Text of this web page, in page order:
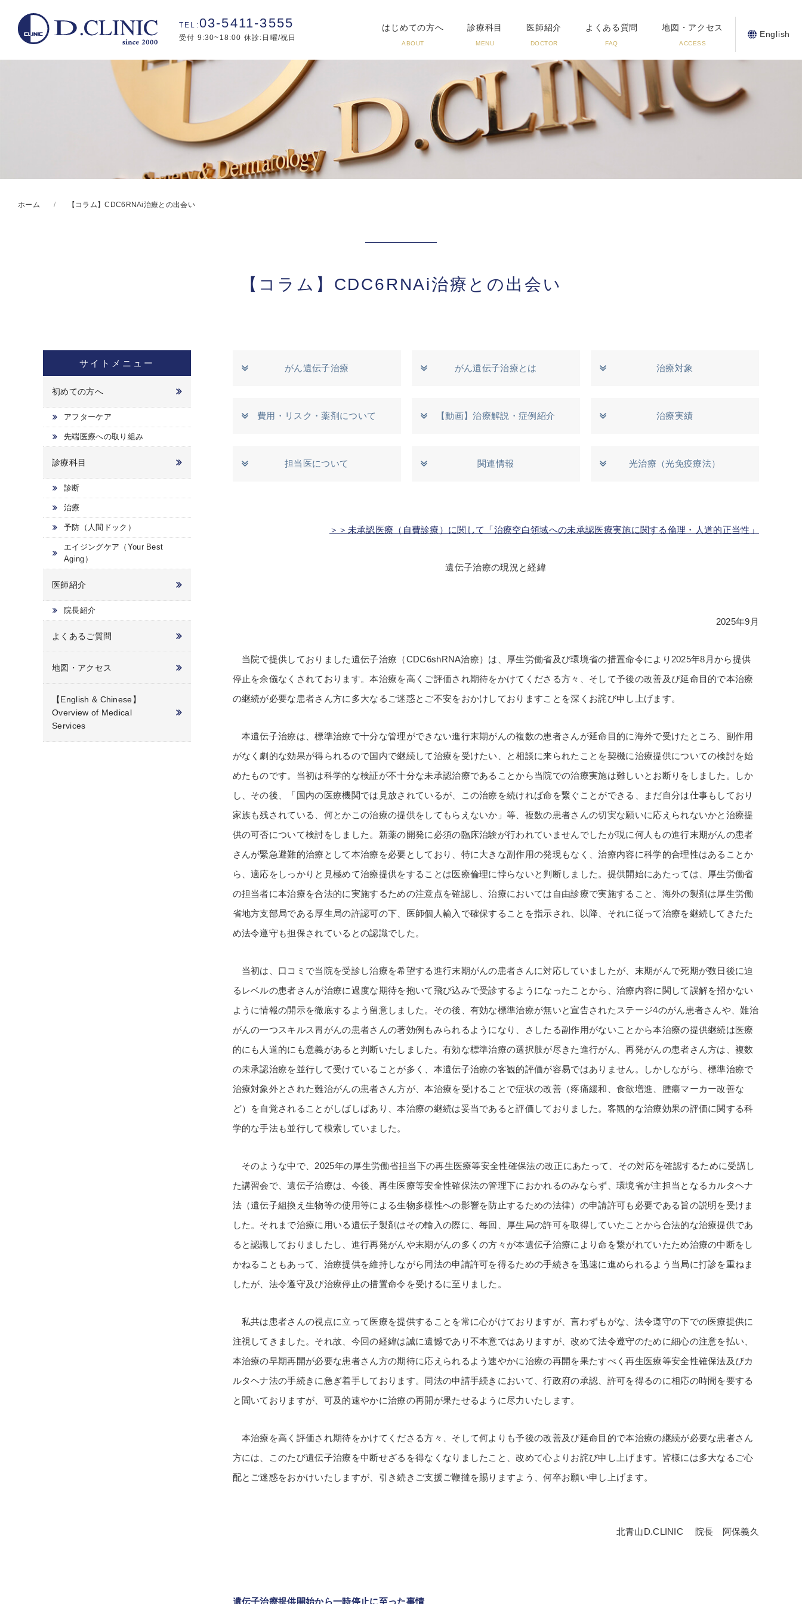
03-5411-3555
受付 9:30~18:00 休診:日曜/祝日
はじめての方へ
ABOUT
診療科目
MENU
医師紹介
DOCTOR
よくある質問
FAQ
地図・アクセス
ACCESS
English
ホーム 【コラム】CDC6RNAi治療との出会い
【コラム】CDC6RNAi治療との出会い
がん遺伝子治療 がん遺伝子治療とは 治療対象
費用・リスク・薬剤について 【動画】治療解説・症例紹介 治療実績
担当医について 関連情報 光治療（光免疫療法）
＞＞未承認医療（自費診療）に関して「治療空白領域への未承認医療実施に関する倫理・人道的正当性」
遺伝子治療の現況と経緯
2025年9月
当院で提供しておりました遺伝子治療（CDC6shRNA治療）は、厚生労働省及び環境省の措置命令により2025年8月から提供
停止を余儀なくされております。本治療を高くご評価され期待をかけてくださる方々、そして予後の改善及び延命目的で本治療
の継続が必要な患者さん方に多大なるご迷惑とご不安をおかけしておりますことを深くお詫び申し上げます。
本遺伝子治療は、標準治療で十分な管理ができない進行末期がんの複数の患者さんが延命目的に海外で受けたところ、副作用
がなく劇的な効果が得られるので国内で継続して治療を受けたい、と相談に来られたことを契機に治療提供についての検討を始
めたものです。当初は科学的な検証が不十分な未承認治療であることから当院での治療実施は難しいとお断りをしました。しか
し、その後、「国内の医療機関では見放されているが、この治療を続ければ命を繋ぐことができる、まだ自分は仕事もしており
家族も残されている、何とかこの治療の提供をしてもらえないか」等、複数の患者さんの切実な願いに応えられないかと治療提
供の可否について検討をしました。新薬の開発に必須の臨床治験が行われていませんでしたが現に何人もの進行末期がんの患者
さんが緊急避難的治療として本治療を必要としており、特に大きな副作用の発現もなく、治療内容に科学的合理性はあることか
ら、適応をしっかりと見極めて治療提供をすることは医療倫理に悖らないと判断しました。提供開始にあたっては、厚生労働省
の担当者に本治療を合法的に実施するための注意点を確認し、治療においては自由診療で実施すること、海外の製剤は厚生労働
省地方支部局である厚生局の許認可の下、医師個人輸入で確保することを指示され、以降、それに従って治療を継続してきたた
め法令遵守も担保されているとの認識でした。
当初は、口コミで当院を受診し治療を希望する進行末期がんの患者さんに対応していましたが、末期がんで死期が数日後に迫
るレベルの患者さんが治療に過度な期待を抱いて飛び込みで受診するようになったことから、治療内容に関して誤解を招かない
ように情報の開示を徹底するよう留意しました。その後、有効な標準治療が無いと宣告されたステージ4のがん患者さんや、難治
がんの一つスキルス胃がんの患者さんの著効例もみられるようになり、さしたる副作用がないことから本治療の提供継続は医療
的にも人道的にも意義があると判断いたしました。有効な標準治療の選択肢が尽きた進行がん、再発がんの患者さん方は、複数
の未承認治療を並行して受けていることが多く、本遺伝子治療の客観的評価が容易ではありません。しかしながら、標準治療で
治療対象外とされた難治がんの患者さん方が、本治療を受けることで症状の改善（疼痛緩和、食欲増進、腫瘍マーカー改善な
ど）を自覚されることがしばしばあり、本治療の継続は妥当であると評価しておりました。客観的な治療効果の評価に関する科
学的な手法も並行して模索していました。
そのような中で、2025年の厚生労働省担当下の再生医療等安全性確保法の改正にあたって、その対応を確認するために受講し
た講習会で、遺伝子治療は、今後、再生医療等安全性確保法の管理下におかれるのみならず、環境省が主担当となるカルタヘナ
法（遺伝子組換え生物等の使用等による生物多様性への影響を防止するための法律）の申請許可も必要である旨の説明を受けま
した。それまで治療に用いる遺伝子製剤はその輸入の際に、毎回、厚生局の許可を取得していたことから合法的な治療提供であ
ると認識しておりましたし、進行再発がんや末期がんの多くの方々が本遺伝子治療により命を繋がれていたため治療の中断をし
かねることもあって、治療提供を維持しながら同法の申請許可を得るための手続きを迅速に進められるよう当局に打診を重ねま
したが、法令遵守及び治療停止の措置命令を受けるに至りました。
私共は患者さんの視点に立って医療を提供することを常に心がけておりますが、言わずもがな、法令遵守の下での医療提供に
注視してきました。それ故、今回の経緯は誠に遺憾であり不本意ではありますが、改めて法令遵守のために細心の注意を払い、
本治療の早期再開が必要な患者さん方の期待に応えられるよう速やかに治療の再開を果たすべく再生医療等安全性確保法及びカ
ルタヘナ法の手続きに急ぎ着手しております。同法の申請手続きにおいて、行政府の承認、許可を得るのに相応の時間を要する
と聞いておりますが、可及的速やかに治療の再開が果たせるように尽力いたします。
本治療を高く評価され期待をかけてくださる方々、そして何よりも予後の改善及び延命目的で本治療の継続が必要な患者さん
方には、このたび遺伝子治療を中断せざるを得なくなりましたこと、改めて心よりお詫び申し上げます。皆様には多大なるご心
配とご迷惑をおかけいたしますが、引き続きご支援ご鞭撻を賜りますよう、何卒お願い申し上げます。
北青山D.CLINIC 院長 阿保義久
遺伝子治療提供開始から一時停止に至った事情
サイトメニュー
初めての方へ
アフターケア
先端医療への取り組み
診療科目
診断
治療
予防（人間ドック）
エイジングケア（Your Best
Aging）
医師紹介
院長紹介
よくあるご質問
地図・アクセス
【English & Chinese】
Overview of Medical
Services